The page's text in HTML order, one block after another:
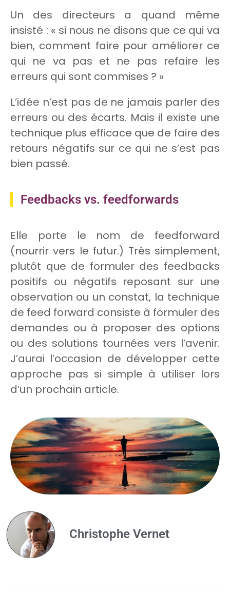
Un des directeurs a quand même
insisté : « si nous ne disons que ce qui va
bien, comment faire pour améliorer ce
qui ne va pas et ne pas refaire les
erreurs qui sont commises ? »
L’idée n’est pas de ne jamais parler des
erreurs ou des écarts. Mais il existe une
technique plus efficace que de faire des
retours négatifs sur ce qui ne s’est pas
bien passé.
Feedbacks vs. feedforwards
Elle porte le nom de feedforward
(nourrir vers le futur.) Très simplement,
plutôt que de formuler des feedbacks
positifs ou négatifs reposant sur une
observation ou un constat, la technique
de feed forward consiste à formuler des
demandes ou à proposer des options
ou des solutions tournées vers l’avenir.
J’aurai l’occasion de développer cette
approche pas si simple à utiliser lors
d’un prochain article.
Christophe Vernet